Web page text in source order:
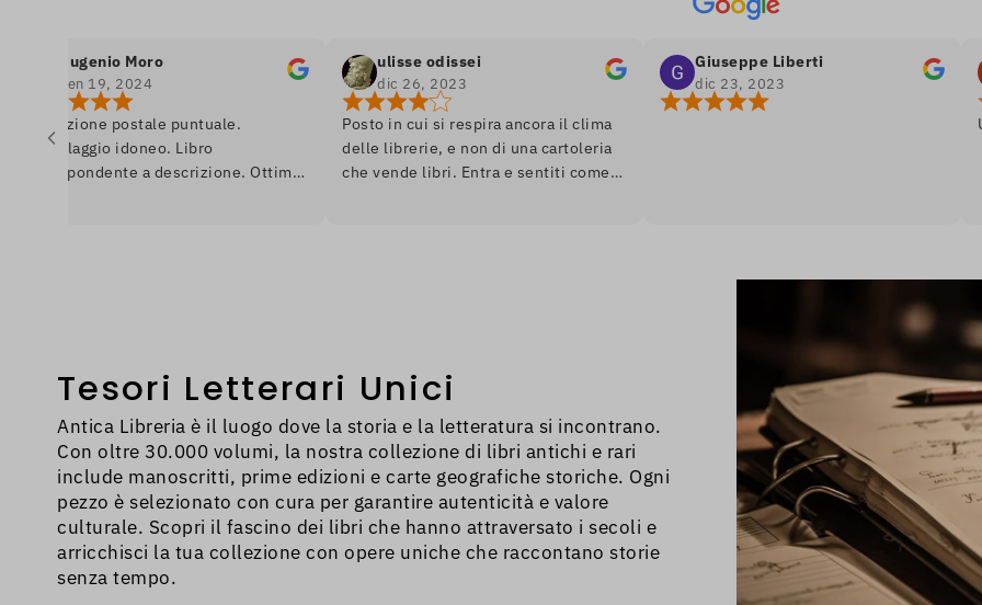
Eugenio Moro
gen 19, 2024
postale puntuale.
idoneo. Libro
a descrizione. Ottimo.
ulisse odissei
dic 26, 2023
Posto in cui si respira ancora il clima
delle librerie, e non di una cartoleria
che vende libri. Entra e sentiti come
Giuseppe Liberti
dic 23, 2023
Un
Tesori Letterari Unici
Antica Libreria è il luogo dove la storia e la letteratura si incontrano.
Con oltre 30.000 volumi, la nostra collezione di libri antichi e rari
include manoscritti, prime edizioni e carte geografiche storiche. Ogni
pezzo è selezionato con cura per garantire autenticità e valore
culturale. Scopri il fascino dei libri che hanno attraversato i secoli e
arricchisci la tua collezione con opere uniche che raccontano storie
senza tempo.